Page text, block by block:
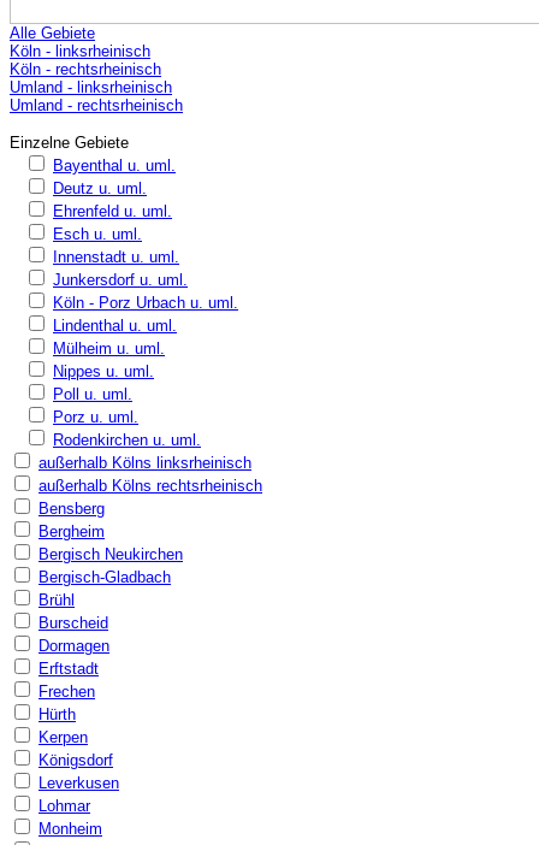
Alle Gebiete
Köln - linksrheinisch
Köln - rechtsrheinisch
Umland - linksrheinisch
Umland - rechtsrheinisch
Einzelne Gebiete
Bayenthal u. uml.
Deutz u. uml.
Ehrenfeld u. uml.
Esch u. uml.
Innenstadt u. uml.
Junkersdorf u. uml.
Köln - Porz Urbach u. uml.
Lindenthal u. uml.
Mülheim u. uml.
Nippes u. uml.
Poll u. uml.
Porz u. uml.
Rodenkirchen u. uml.
außerhalb Kölns linksrheinisch
außerhalb Kölns rechtsrheinisch
Bensberg
Bergheim
Bergisch Neukirchen
Bergisch-Gladbach
Brühl
Burscheid
Dormagen
Erftstadt
Frechen
Hürth
Kerpen
Königsdorf
Leverkusen
Lohmar
Monheim